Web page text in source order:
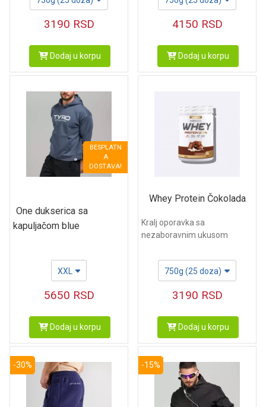
3190 RSD
Dodaj u korpu
4150 RSD
Dodaj u korpu
BESPLATN
A
DOSTAVA!
One dukserica sa
kapuljačom blue
XXL
5650 RSD
Dodaj u korpu
Whey Protein Čokolada
Kralj oporavka sa
nezaboravnim ukusom
750g (25 doza)
3190 RSD
Dodaj u korpu
-30% -15%